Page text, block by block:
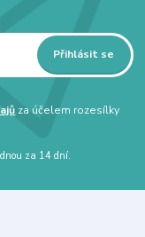
Přihlásit se
za účelem rozesílky
za 14 dní.